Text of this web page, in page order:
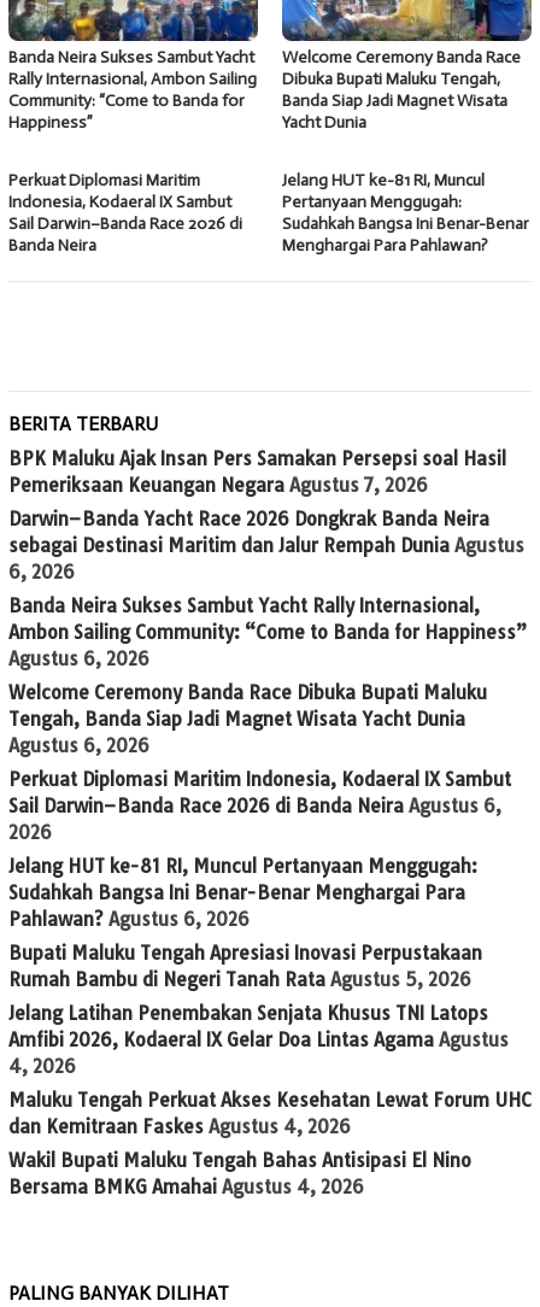
Banda Neira Sukses Sambut Yacht
Rally Internasional, Ambon Sailing
Community: “Come to Banda for
Happiness”
Welcome Ceremony Banda Race
Dibuka Bupati Maluku Tengah,
Banda Siap Jadi Magnet Wisata
Yacht Dunia
Perkuat Diplomasi Maritim
Indonesia, Kodaeral IX Sambut
Sail Darwin–Banda Race 2026 di
Banda Neira
Jelang HUT ke-81 RI, Muncul
Pertanyaan Menggugah:
Sudahkah Bangsa Ini Benar-Benar
Menghargai Para Pahlawan?
BERITA TERBARU
BPK Maluku Ajak Insan Pers Samakan Persepsi soal Hasil
Pemeriksaan Keuangan Negara Agustus 7, 2026
Darwin–Banda Yacht Race 2026 Dongkrak Banda Neira
sebagai Destinasi Maritim dan Jalur Rempah Dunia Agustus
6, 2026
Banda Neira Sukses Sambut Yacht Rally Internasional,
Ambon Sailing Community: “Come to Banda for Happiness”
Agustus 6, 2026
Welcome Ceremony Banda Race Dibuka Bupati Maluku
Tengah, Banda Siap Jadi Magnet Wisata Yacht Dunia
Agustus 6, 2026
Perkuat Diplomasi Maritim Indonesia, Kodaeral IX Sambut
Sail Darwin–Banda Race 2026 di Banda Neira Agustus 6,
2026
Jelang HUT ke-81 RI, Muncul Pertanyaan Menggugah:
Sudahkah Bangsa Ini Benar-Benar Menghargai Para
Pahlawan? Agustus 6, 2026
Bupati Maluku Tengah Apresiasi Inovasi Perpustakaan
Rumah Bambu di Negeri Tanah Rata Agustus 5, 2026
Jelang Latihan Penembakan Senjata Khusus TNI Latops
Amfibi 2026, Kodaeral IX Gelar Doa Lintas Agama Agustus
4, 2026
Maluku Tengah Perkuat Akses Kesehatan Lewat Forum UHC
dan Kemitraan Faskes Agustus 4, 2026
Wakil Bupati Maluku Tengah Bahas Antisipasi El Nino
Bersama BMKG Amahai Agustus 4, 2026
PALING BANYAK DILIHAT